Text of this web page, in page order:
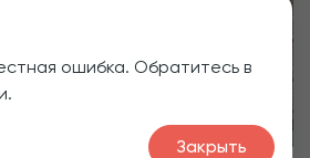
ошибка. Обратитесь в
Закрыть
Next